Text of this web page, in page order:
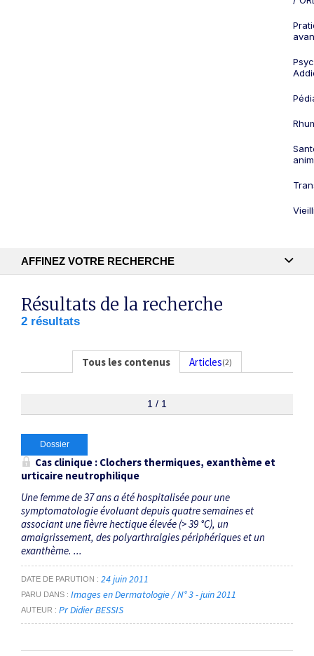
AFFINEZ VOTRE RECHERCHE
Recherche textuelle
dermatose urticarienne neutrophilique
Dates
Du
au
Résultats de la recherche
2 résultats
Tous les contenus Articles(2)
1 / 1
Dossier
Cas clinique : Clochers thermiques, exanthème et
urticaire neutrophilique
Une femme de 37 ans a été hospitalisée pour une
symptomatologie évoluant depuis quatre semaines et
associant une fièvre hectique élevée (> 39 °C), un
amaigrissement, des polyarthralgies périphériques et un
exanthème. ...
DATE DE PARUTION 24 juin 2011
PARU DANS Images en Dermatologie / N° 3 - juin 2011
AUTEUR Pr Didier BESSIS